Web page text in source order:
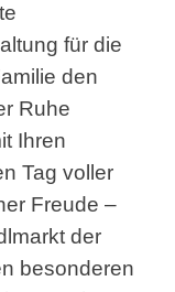
für die
den
Ruhe
Ihren
Tag voller
Freude –
der
besonderen